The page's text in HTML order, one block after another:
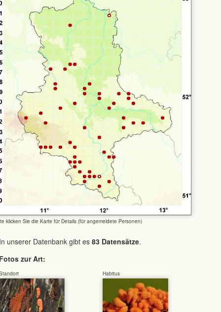
klicken Sie die Karte für Details (für angemeldete Personen)
unserer Datenbank gibt es 83 Datensätze.
zur Art:
Habitus